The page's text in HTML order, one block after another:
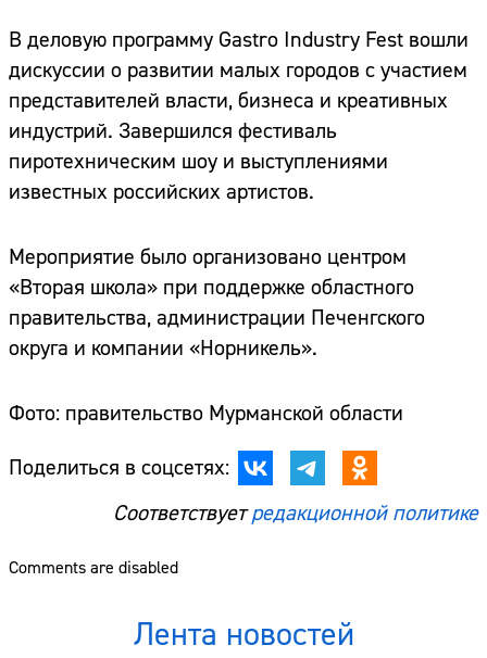
В деловую программу Gastro Industry Fest вошли
дискуссии о развитии малых городов с участием
представителей власти, бизнеса и креативных
индустрий. Завершился фестиваль
пиротехническим шоу и выступлениями
известных российских артистов.
Мероприятие было организовано центром
«Вторая школа» при поддержке областного
правительства, администрации Печенгского
округа и компании «Норникель».
Фото: правительство Мурманской области
Поделиться в соцсетях:
Соответствуетредакционной политике
Comments are disabled
Лента новостей